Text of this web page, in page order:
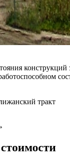
тракт